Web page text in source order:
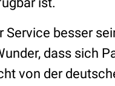
Service besser
dass sich
von der